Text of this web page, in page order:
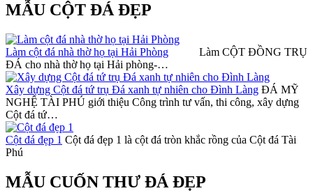
MẪU CỘT ĐÁ ĐẸP
Làm cột đá nhà thờ họ tại Hải Phòng Làm CỘT ĐỒNG TRỤ
ĐÁ cho nhà thờ họ tại Hải phòng-…
Xây dựng Cột đá tứ trụ Đá xanh tự nhiên cho Đình Làng ĐÁ MỸ
NGHỆ TÀI PHÚ giới thiệu Công trình tư vấn, thi công, xây dựng
Cột đá tứ…
Cột đá đẹp 1 Cột đá đẹp 1 là cột đá tròn khắc rồng của Cột đá Tài
Phú
MẪU CUỐN THƯ ĐÁ ĐẸP